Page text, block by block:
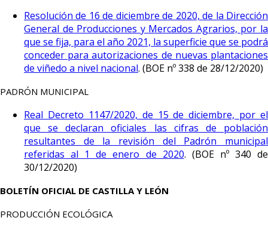
Resolución de 16 de diciembre de 2020, de la Dirección
General de Producciones y Mercados Agrarios, por la
que se fija, para el año 2021, la superficie que se podrá
conceder para autorizaciones de nuevas plantaciones
de viñedo a nivel nacional. (BOE nº 338 de 28/12/2020)
PADRÓN MUNICIPAL
Real Decreto 1147/2020, de 15 de diciembre, por el
que se declaran oficiales las cifras de población
resultantes de la revisión del Padrón municipal
referidas al 1 de enero de 2020. (BOE nº 340 de
30/12/2020)
BOLETÍN OFICIAL DE CASTILLA Y LEÓN
PRODUCCIÓN ECOLÓGICA